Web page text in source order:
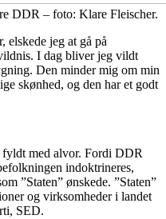
DDR – foto: Klare Fleischer.
elskede jeg at gå på
I dag bliver jeg vildt
Den minder mig om min
skønhed, og den har et godt
med alvor. Fordi DDR
indoktrineres,
”Staten” ønskede. ”Staten”
og virksomheder i landet
SED.